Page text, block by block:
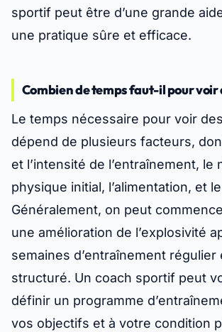
sportif peut être d’une grande
une pratique sûre et efficace.
Combien de temps faut-il pour voir
Le temps nécessaire pour voir
dépend de plusieurs facteurs,
et l’intensité de l’entraînement, le
physique initial, l’alimentation, et
Généralement, on peut
une amélioration de l’explosivité
semaines d’entraînement régulier
structuré. Un coach sportif peut
définir un programme
vos objectifs et à votre condition